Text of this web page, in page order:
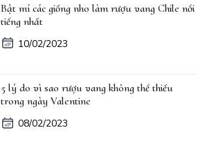
Bật mí các giống nho làm rượu vang Chile nổi
tiếng nhất
10/02/2023
5 lý do vì sao rượu vang không thể thiếu
trong ngày Valentine
08/02/2023